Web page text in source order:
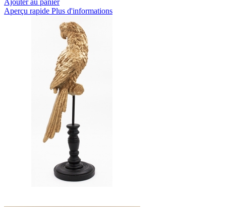
Aperçu rapide Plus d'informations